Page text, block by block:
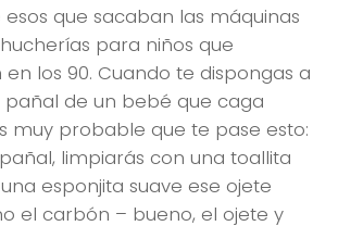
que sacaban las máquinas
para niños que
los 90. Cuando te dispongas a
de un bebé que caga
muy probable que te pase esto:
limpiarás con una toallita
esponjita suave ese ojete
el carbón – bueno, el ojete y